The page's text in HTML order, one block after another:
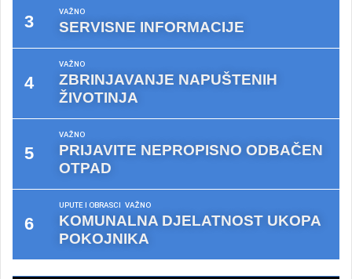
VAŽNO
SERVISNE INFORMACIJE
VAŽNO
ZBRINJAVANJE NAPUŠTENIH
ŽIVOTINJA
VAŽNO
PRIJAVITE NEPROPISNO ODBAČEN
OTPAD
UPUTE I OBRASCI VAŽNO
KOMUNALNA DJELATNOST UKOPA
POKOJNIKA